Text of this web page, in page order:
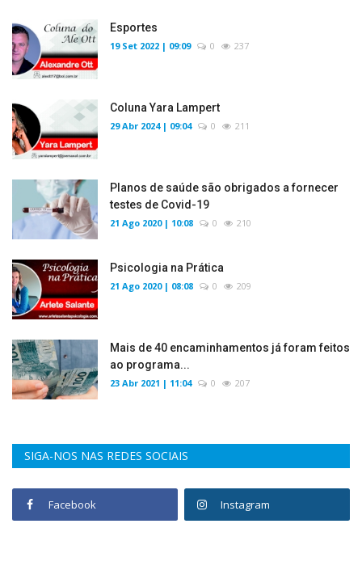
Esportes
19 Set 2022 | 09:09 0 237
Coluna Yara Lampert
29 Abr 2024 | 09:04 0 211
Planos de saúde são obrigados a fornecer
testes de Covid-19
21 Ago 2020 | 10:08 0 210
Psicologia na Prática
21 Ago 2020 | 08:08 0 209
Mais de 40 encaminhamentos já foram feitos
ao programa...
23 Abr 2021 | 11:04 0 207
SIGA-NOS NAS REDES SOCIAIS
Facebook Instagram